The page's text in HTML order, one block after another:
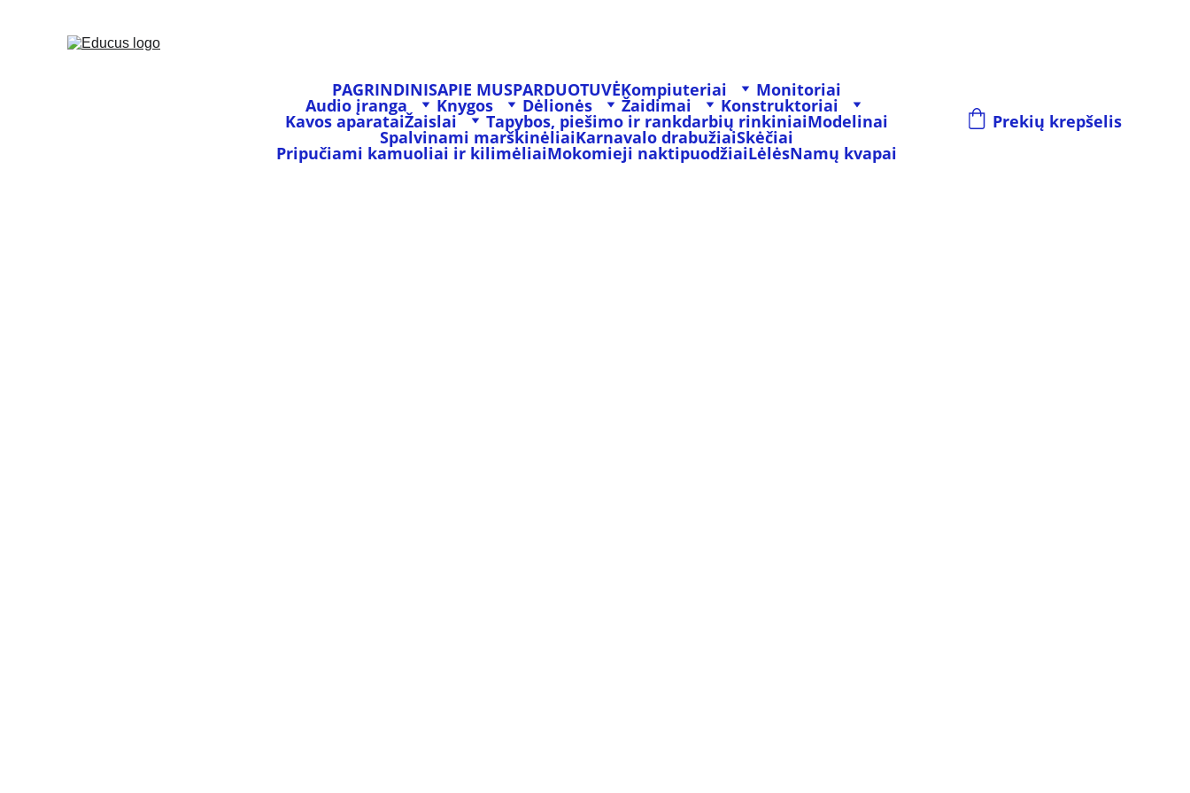
PAGRINDINISAPIE MUSPARDUOTUVĖKompiuteriai Monitoriai
Audio įranga Knygos Dėlionės Žaidimai Konstruktoriai
Kavos aparataiŽaislai Tapybos, piešimo ir rankdarbių rinkiniaiModelinai
Spalvinami marškinėliaiKarnavalo drabužiaiSkėčiai
Pripučiami kamuoliai ir kilimėliaiMokomieji naktipuodžiaiLėlėsNamų kvapai
Prekių krepšelis